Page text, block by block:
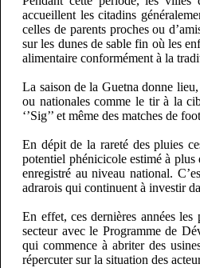
accueillent les citadins
celles de parents proches ou
sur les dunes de sable fin où les
alimentaire conformément à la
La saison de la Guetna donne
ou nationales comme le tir à la
‘’Sig’’ et même des matches de
En dépit de la rareté des pluies
potentiel phénicicole estimé à
enregistré au niveau national.
adrarois qui continuent à investir
En effet, ces dernières années
secteur avec le Programme de
qui commence à abriter des
répercuter sur la situation des